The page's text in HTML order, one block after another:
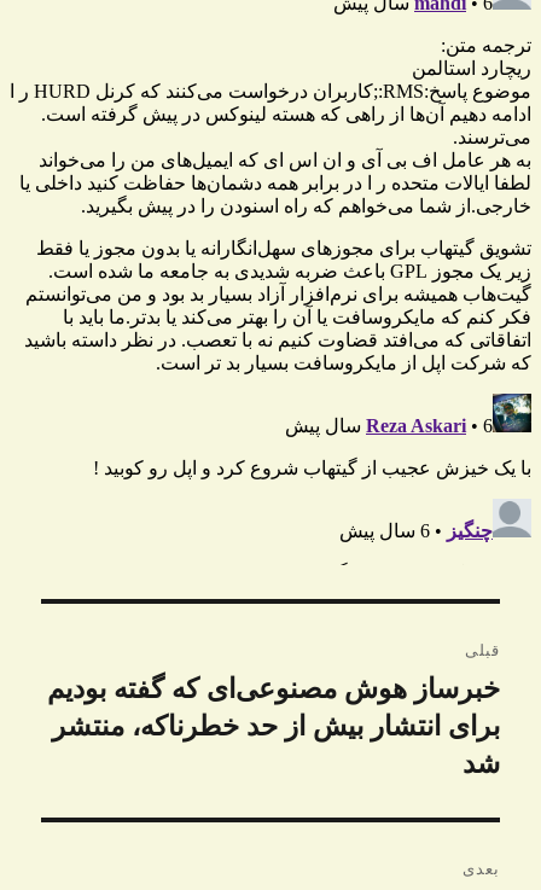
نوشته
قبلی
نوشته
قبلی:
خبرساز هوش مصنوعی‌ای که گفته بودیم
برای انتشار بیش از حد خطرناکه، منتشر
شد
بعدی